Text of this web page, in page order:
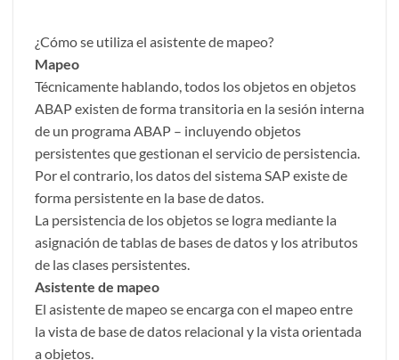
¿Cómo se utiliza el asistente de mapeo?
Mapeo
Técnicamente hablando, todos los objetos en objetos
ABAP existen de forma transitoria en la sesión interna
de un programa ABAP – incluyendo objetos
persistentes que gestionan el servicio de persistencia.
Por el contrario, los datos del sistema SAP existe de
forma persistente en la base de datos.
La persistencia de los objetos se logra mediante la
asignación de tablas de bases de datos y los atributos
de las clases persistentes.
Asistente de mapeo
El asistente de mapeo se encarga con el mapeo entre
la vista de base de datos relacional y la vista orientada
a objetos.